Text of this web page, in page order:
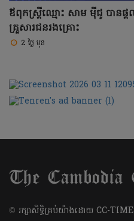
ឪពុកស្រ្តីឈ្មោះ សាម ម៉ីជូ បាន
គ្រួសារជនរងគ្រោះ
2 ថ្ងៃ មុន
​© រក្សា​សិទ្ធិ​គ្រប់​យ៉ាង​ដោយ​ CC-